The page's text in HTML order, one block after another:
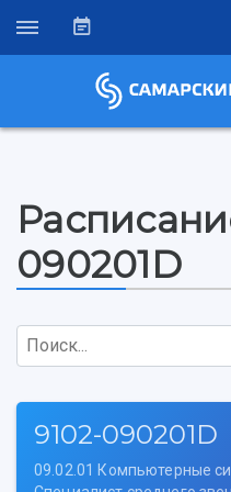
090201D
Поиск...
9102-090201D
09.02.01 Компьютерные